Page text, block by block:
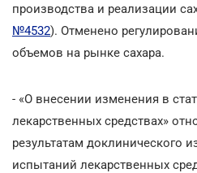
производства и реализации
№4532). Отменено
объемов на рынке сахара.
- «О внесении изменения в
лекарственных средствах»
результатам доклинического
испытаний лекарственных